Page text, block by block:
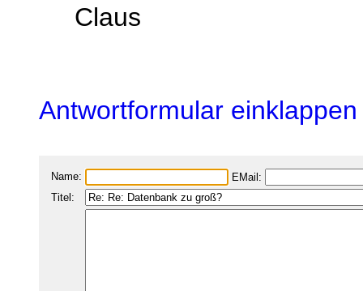
Claus
Antwortformular einklappen
Name:
EMail:
Titel: